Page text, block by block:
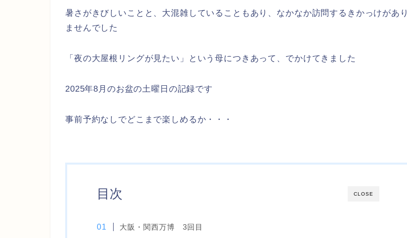
暑さがきびしいことと、大混雑していることもあり、なかなか訪問するきかっけがあり
ませんでした
「夜の大屋根リングが見たい」という母につきあって、でかけてきました
2025年8月のお盆の土曜日の記録です
事前予約なしでどこまで楽しめるか・・・
CLOSE
目次
大阪・関西万博 3回目